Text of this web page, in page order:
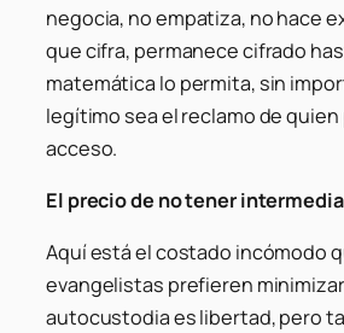
negocia, no empatiza, no hace
que cifra, permanece cifrado
matemática lo permita, sin
legítimo sea el reclamo de
acceso.
El precio de no tener
Aquí está el costado incómodo
evangelistas prefieren
autocustodia es libertad, pero